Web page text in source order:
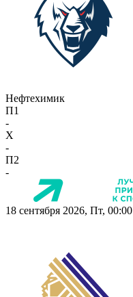
Нефтехимик
П1
-
X
-
П2
-
18 сентября 2026, Пт, 00:00